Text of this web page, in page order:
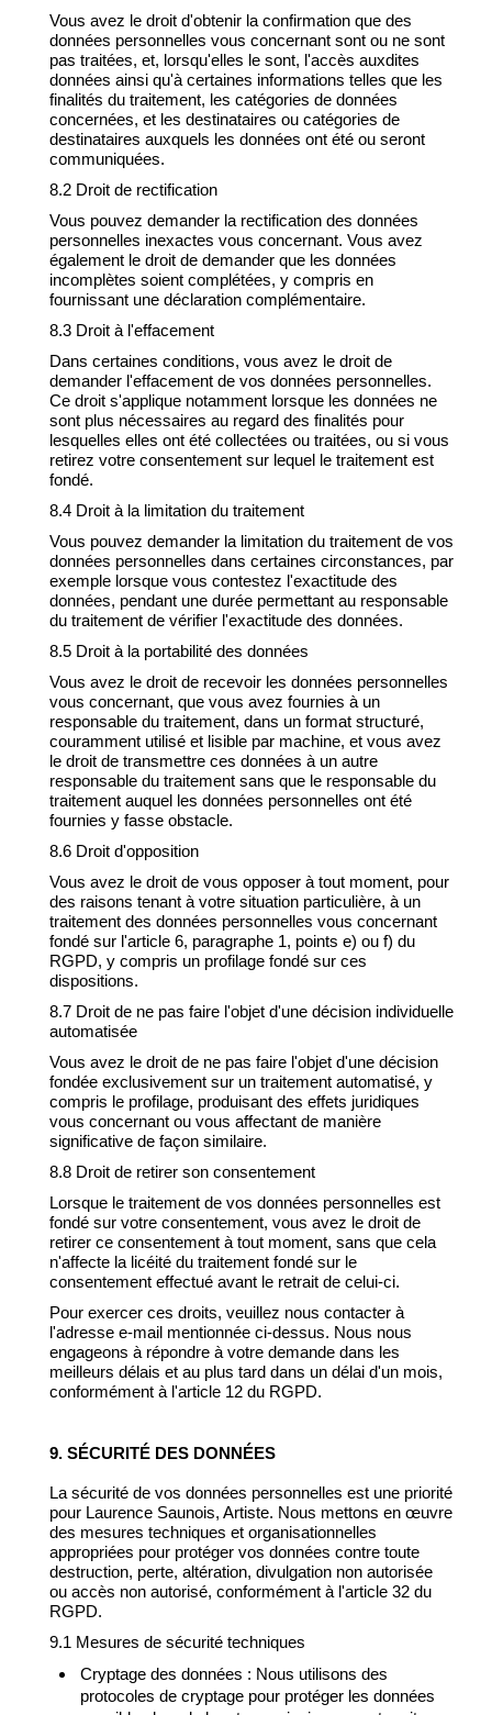
Vous avez le droit d'obtenir la confirmation que des
données personnelles vous concernant sont ou ne sont
pas traitées, et, lorsqu'elles le sont, l'accès auxdites
données ainsi qu'à certaines informations telles que les
finalités du traitement, les catégories de données
concernées, et les destinataires ou catégories de
destinataires auxquels les données ont été ou seront
communiquées.
8.2 Droit de rectification
Vous pouvez demander la rectification des données
personnelles inexactes vous concernant. Vous avez
également le droit de demander que les données
incomplètes soient complétées, y compris en
fournissant une déclaration complémentaire.
8.3 Droit à l'effacement
Dans certaines conditions, vous avez le droit de
demander l'effacement de vos données personnelles.
Ce droit s'applique notamment lorsque les données ne
sont plus nécessaires au regard des finalités pour
lesquelles elles ont été collectées ou traitées, ou si vous
retirez votre consentement sur lequel le traitement est
fondé.
8.4 Droit à la limitation du traitement
Vous pouvez demander la limitation du traitement de vos
données personnelles dans certaines circonstances, par
exemple lorsque vous contestez l'exactitude des
données, pendant une durée permettant au responsable
du traitement de vérifier l'exactitude des données.
8.5 Droit à la portabilité des données
Vous avez le droit de recevoir les données personnelles
vous concernant, que vous avez fournies à un
responsable du traitement, dans un format structuré,
couramment utilisé et lisible par machine, et vous avez
le droit de transmettre ces données à un autre
responsable du traitement sans que le responsable du
traitement auquel les données personnelles ont été
fournies y fasse obstacle.
8.6 Droit d'opposition
Vous avez le droit de vous opposer à tout moment, pour
des raisons tenant à votre situation particulière, à un
traitement des données personnelles vous concernant
fondé sur l'article 6, paragraphe 1, points e) ou f) du
RGPD, y compris un profilage fondé sur ces
dispositions.
8.7 Droit de ne pas faire l'objet d'une décision individuelle
automatisée
Vous avez le droit de ne pas faire l'objet d'une décision
fondée exclusivement sur un traitement automatisé, y
compris le profilage, produisant des effets juridiques
vous concernant ou vous affectant de manière
significative de façon similaire.
8.8 Droit de retirer son consentement
Lorsque le traitement de vos données personnelles est
fondé sur votre consentement, vous avez le droit de
retirer ce consentement à tout moment, sans que cela
n'affecte la licéité du traitement fondé sur le
consentement effectué avant le retrait de celui-ci.
Pour exercer ces droits, veuillez nous contacter à
l'adresse e-mail mentionnée ci-dessus. Nous nous
engageons à répondre à votre demande dans les
meilleurs délais et au plus tard dans un délai d'un mois,
conformément à l'article 12 du RGPD.
9. SÉCURITÉ DES DONNÉES
La sécurité de vos données personnelles est une priorité
pour Laurence Saunois, Artiste. Nous mettons en œuvre
des mesures techniques et organisationnelles
appropriées pour protéger vos données contre toute
destruction, perte, altération, divulgation non autorisée
ou accès non autorisé, conformément à l'article 32 du
RGPD.
9.1 Mesures de sécurité techniques
Cryptage des données : Nous utilisons des
protocoles de cryptage pour protéger les données